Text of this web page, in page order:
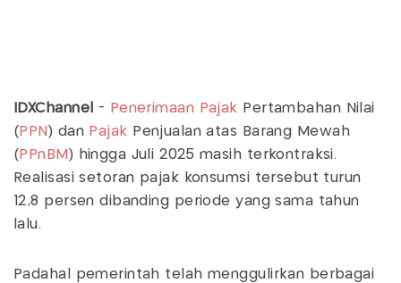
IDXChannel - Penerimaan Pajak Pertambahan Nilai
( PPN ) dan Pajak Penjualan atas Barang Mewah
( PPnBM ) hingga Juli 2025 masih terkontraksi.
Realisasi setoran pajak konsumsi tersebut turun
12,8 persen dibanding periode yang sama tahun
lalu.
Padahal pemerintah telah menggulirkan berbagai